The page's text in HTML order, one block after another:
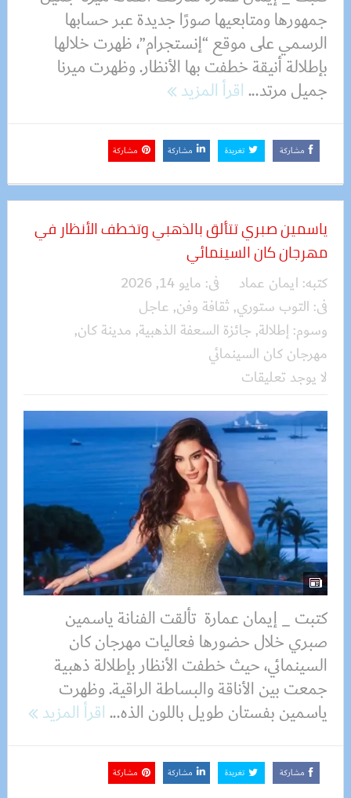
جمهورها ومتابعيها صورًا جديدة عبر حسابها
الرسمي على موقع “إنستجرام”، ظهرت خلالها
بإطلالة أنيقة خطفت بها الأنظار. وظهرت ميرنا
جميل مرتد...اقرأ المزيد
مشاركة تغريدة مشاركة مشاركة
ياسمين صبري تتألق بالذهبي وتخطف الأنظار في
مهرجان كان السينمائي
كتبه: ايمان عماد فى: مايو 14, 2026
فى: التوب ستوري, ثقافة وفن, عاجل
وسوم: إطلالة, جائزة السعفة الذهبية, مدينة كان,
مهرجان كان السينمائي
لا يوجد تعليقات
كتبت _ إيمان عمارة تألقت الفنانة ياسمين
صبري خلال حضورها فعاليات مهرجان كان
السينمائي، حيث خطفت الأنظار بإطلالة ذهبية
جمعت بين الأناقة والبساطة الراقية. وظهرت
ياسمين بفستان طويل باللون الذه...اقرأ المزيد
مشاركة تغريدة مشاركة مشاركة